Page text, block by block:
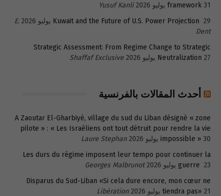
framework 31 يوليو 2026
Yusuf Kanli
Kuwait and the Future of U.S. Power Projection 29 يوليو 2026
E.
Dent
Strategic Assessment: From Regime Change to Strategic
Neutralization 27 يوليو 2026 Shaffaf Exclusive
أحدث المقالات بالفرنسية
A Zaoutar El-Gharbiyé, village du sud du Liban désigné « zone
pilote » : « Les Israéliens ont tout détruit pour rendre la vie
impossible » 30 يوليو 2026
Laure Stephan
Les durs du régime imposent leur tempo pour continuer la
guerre 23 يوليو 2026
Georges Malbrunot
Disparus du Sud-Liban «Si cela dure encore, mon cœur ne
tiendra pas» 21 يوليو 2026
Libération